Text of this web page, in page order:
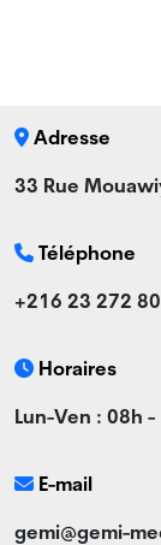
Adresse
33 Rue
Téléphone
+216 23 272
Horaires
Lun-Ven : 08h
E-mail
gemi@gemi-